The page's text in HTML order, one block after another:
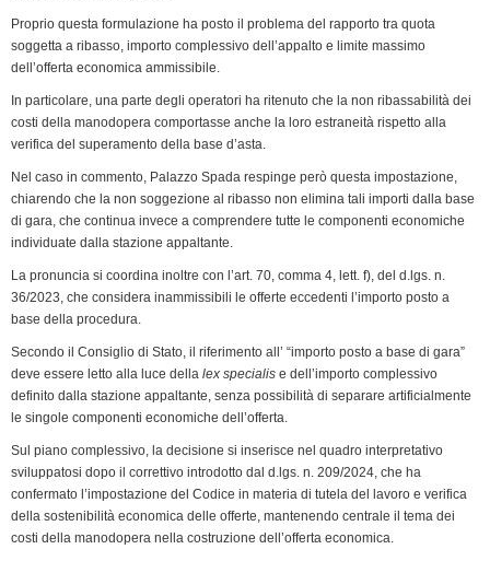
Proprio questa formulazione ha posto il problema del rapporto tra quota
soggetta a ribasso, importo complessivo dell’appalto e limite massimo
dell’offerta economica ammissibile.
In particolare, una parte degli operatori ha ritenuto che la non ribassabilità dei
costi della manodopera comportasse anche la loro estraneità rispetto alla
verifica del superamento della base d’asta.
Nel caso in commento, Palazzo Spada respinge però questa impostazione,
chiarendo che la non soggezione al ribasso non elimina tali importi dalla base
di gara, che continua invece a comprendere tutte le componenti economiche
individuate dalla stazione appaltante.
La pronuncia si coordina inoltre con l’art. 70, comma 4, lett. f), del d.lgs. n.
36/2023, che considera inammissibili le offerte eccedenti l’importo posto a
base della procedura.
Secondo il Consiglio di Stato, il riferimento all’ “importo posto a base di gara”
deve essere letto alla luce della lex specialis e dell’importo complessivo
definito dalla stazione appaltante, senza possibilità di separare artificialmente
le singole componenti economiche dell’offerta.
Sul piano complessivo, la decisione si inserisce nel quadro interpretativo
sviluppatosi dopo il correttivo introdotto dal d.lgs. n. 209/2024, che ha
confermato l’impostazione del Codice in materia di tutela del lavoro e verifica
della sostenibilità economica delle offerte, mantenendo centrale il tema dei
costi della manodopera nella costruzione dell’offerta economica.